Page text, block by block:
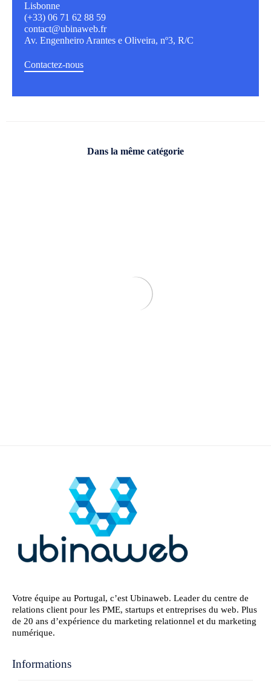
Lisbonne
(+33) 06 71 62 88 59
contact@ubinaweb.fr
Av. Engenheiro Arantes e Oliveira, nº3, R/C
Contactez-nous
Dans la même catégorie
Votre équipe au Portugal, c’est Ubinaweb. Leader du centre de
relations client pour les PME, startups et entreprises du web. Plus
de 20 ans d’expérience du marketing relationnel et du marketing
numérique.
Informations